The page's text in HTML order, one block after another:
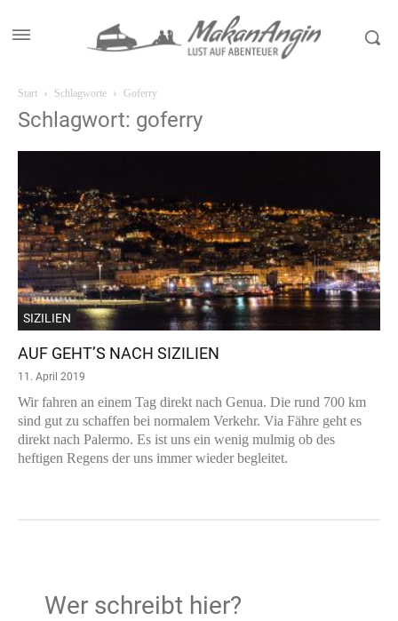
Start Schlagworte Goferry
Schlagwort: goferry
SIZILIEN
AUF GEHT’S NACH SIZILIEN
11. April 2019
Wir fahren an einem Tag direkt nach Genua. Die rund 700 km
sind gut zu schaffen bei normalem Verkehr. Via Fähre geht es
direkt nach Palermo. Es ist uns ein wenig mulmig ob des
heftigen Regens der uns immer wieder begleitet.
Wer schreibt hier?